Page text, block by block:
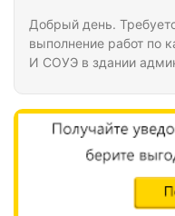
Добрый день.
выполнение работ по
И СОУЭ в здании
под монтаж - 214
и ВОР по запросу.
завершение - 10-12